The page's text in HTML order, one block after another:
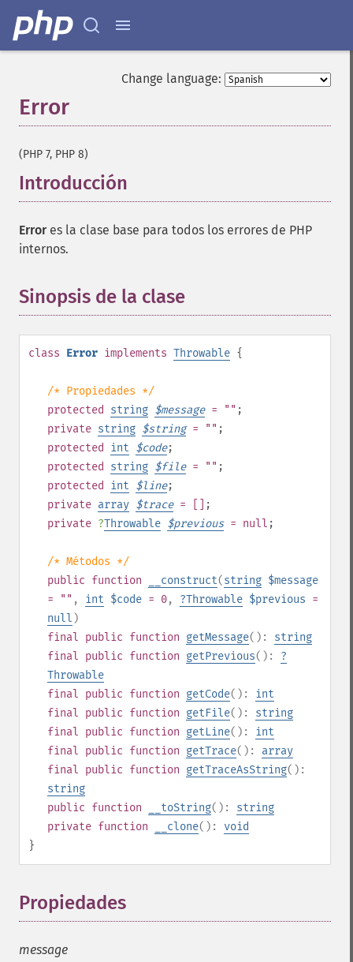
Change language:
Error
(PHP 7, PHP 8)
Introducción
Errores la clase base para todos los errores de PHP
internos.
Sinopsis de la clase
class Error implements Throwable {
/* Propiedades */
protected
string $message= "" ;
private string $string= "" ;
protected
int $code;
protected
string $file= "" ;
protected
int $line;
private array $trace= []
;
private ?Throwable $previous= null ;
/* Métodos */
public function __construct(string $message
= "" , int $code = 0, ?Throwable $previous =
null )
final public function getMessage(): string
final public function getPrevious(): ?
Throwable
final public function getCode(): int
final public function getFile(): string
final public function getLine(): int
final public function getTrace(): array
final public function getTraceAsString():
string
public function __toString(): string
private function __clone(): void
}
Propiedades
message